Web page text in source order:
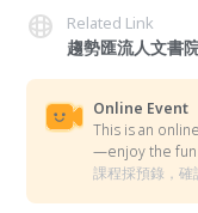
Related Link
趨勢匯流人文書
Online Event
This is an
—enjoy the fun
課程採預錄，確